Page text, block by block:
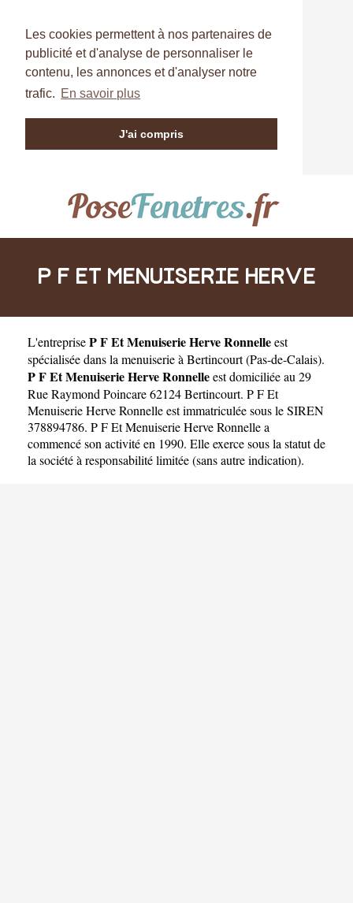
Les cookies permettent à nos partenaires de
publicité et d'analyse de personnaliser le
contenu, les annonces et d'analyser notre
trafic. En savoir plus
J'ai compris
P F ET MENUISERIE HERVE
RONNELLE
L'entrepriseP F Et Menuiserie Herve Ronnelleest
spécialisée dans la menuiserie à Bertincourt(Pas-de-Calais).
P F Et Menuiserie Herve Ronnelleest domiciliée au 29
Rue Raymond Poincare 62124 Bertincourt. P F Et
Menuiserie Herve Ronnelle est immatriculée sous le SIREN
378894786. P F Et Menuiserie Herve Ronnelle a
commencé son activité en 1990. Elle exerce sous la statut de
la société à responsabilité limitée (sans autre indication).